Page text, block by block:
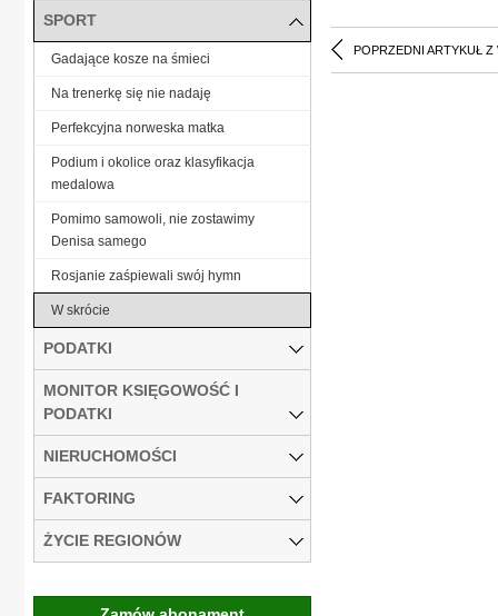
POPRZEDNI ARTYKUŁ Z
SPORT
Gadające kosze na śmieci
Na trenerkę się nie nadaję
Perfekcyjna norweska matka
Podium i okolice oraz klasyfikacja
medalowa
Pomimo samowoli, nie zostawimy
Denisa samego
Rosjanie zaśpiewali swój hymn
W skrócie
PODATKI
MONITOR KSIĘGOWOŚĆ I
PODATKI
NIERUCHOMOŚCI
FAKTORING
ŻYCIE REGIONÓW